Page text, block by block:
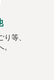
等、